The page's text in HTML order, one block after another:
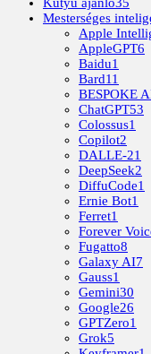
Kütyü ajánló35
Mesterséges
Apple
AppleGPT6
Baidu1
Bard11
BESPOKE
ChatGPT53
Colossus1
Copilot2
DALLE-21
DeepSeek2
DiffuCode1
Ernie Bot1
Ferret1
Forever
Fugatto8
Galaxy AI7
Gauss1
Gemini30
Google26
GPTZero1
Grok5